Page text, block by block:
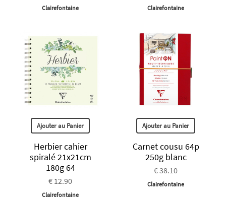
Clairefontaine Clairefontaine
Ajouter au Panier
Herbier cahier
spiralé 21x21cm
180g 64
€ 12.90
Clairefontaine
Ajouter au Panier
Carnet cousu 64p
250g blanc
€ 38.10
Clairefontaine